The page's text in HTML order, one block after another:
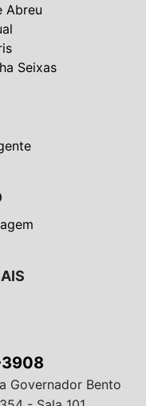
Abreu
Seixas
Governador Bento